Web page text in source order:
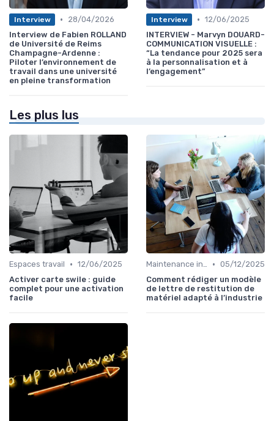
Interview •
28/04/2026
Interview de Fabien ROLLAND
de Université de Reims
Champagne-Ardenne :
Piloter l’environnement de
travail dans une université
en pleine transformation
Interview • 12/06/2025
INTERVIEW - Marvyn DOUARD-
COMMUNICATION VISUELLE :
“La tendance pour 2025 sera
à la personnalisation et à
l’engagement”
Les plus lus
Espaces travail • 12/06/2025
Activer carte swile : guide
complet pour une activation
facile
Maintenance infrastructures • 05/12/2025
Comment rédiger un modèle
de lettre de restitution de
matériel adapté à l’industrie